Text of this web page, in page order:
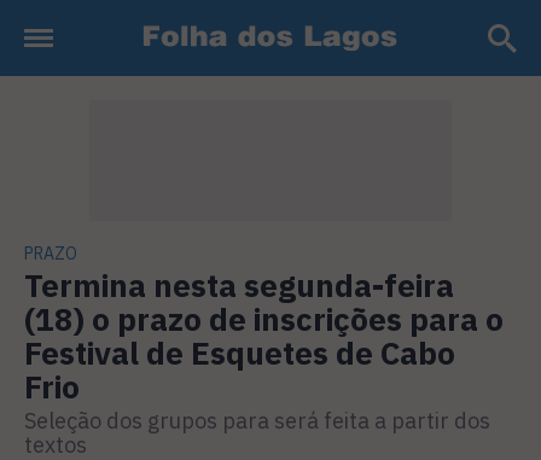
PRAZO
Termina nesta segunda-feira
(18) o prazo de inscrições para o
Festival de Esquetes de Cabo
Frio
Seleção dos grupos para será feita a partir dos
textos